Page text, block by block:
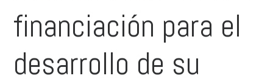
financiación para el
desarrollo de su